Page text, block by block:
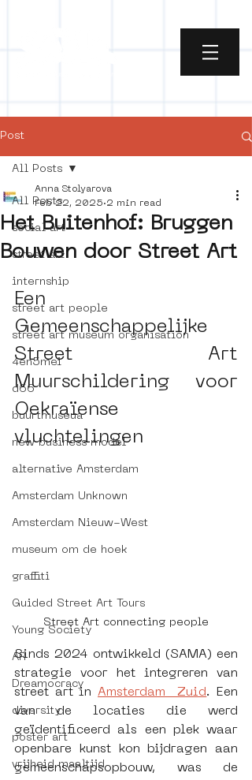
Post
All Posts
social art
street art
internship
street art people
street art museum organisation
4en5mei
d66
buurtmuseua
new business model
alternative Amsterdam
Amsterdam Unknown
Amsterdam Nieuw-West
museum om de hoek
graffiti
Guided Street Art Tours
Young Society
AR
Dreamocracy
diversity
poster art
vrijheid maaltijd
All Posts
Het Buitenhof: Bruggen
Bouwen door Street Art
Anna Stolyarova
Feb 22, 2025 2 min read
Een
Gemeenschappelijke
Street Art
Muurschildering voor
Oekraïense
vluchtelingen
Street Art connecting people
Sinds 2024 ontwikkeld (SAMA) een
strategie voor het integreren van
street art in Amsterdam  Zuid. Een
van de locaties die werd
geïdentificeerd als een plek waar
openbare kunst kon bijdragen aan
gemeenschapsopbouw, was de